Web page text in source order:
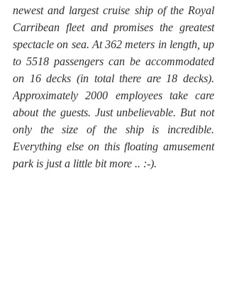
newest and largest cruise ship of the Royal
Carribean fleet and promises the greatest
spectacle on sea. At 362 meters in length, up
to 5518 passengers can be accommodated
on 16 decks (in total there are 18 decks).
Approximately 2000 employees take care
about the guests. Just unbelievable. But not
only the size of the ship is incredible.
Everything else on this floating amusement
park is just a little bit more .. :-).